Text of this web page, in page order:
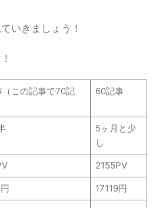
いきましょう！
この記事で70記
60記事
5ヶ月と少
し
2155PV
17119円